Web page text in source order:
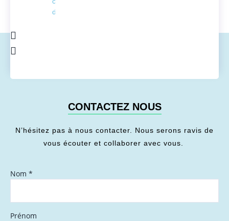
de l'énergie
CONTACTEZ NOUS
N’hésitez pas à nous contacter. Nous serons ravis de
vous écouter et collaborer avec vous.
Nom *
Prénom